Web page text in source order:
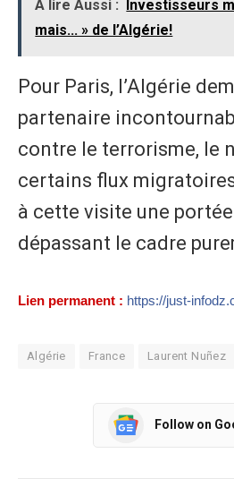
À lire Aussi :
Investisseurs
mais... » de l’Algérie!
Pour Paris, l’Algérie
partenaire
contre le terrorisme, le
certains flux
à cette visite une
dépassant le cadre
Lien permanent : https://just-
Algérie France Laurent Nuñez
Follow on